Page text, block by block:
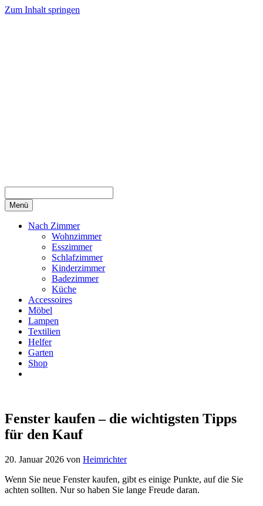
Zum Inhalt springen
Menü
Nach Zimmer
Wohnzimmer
Esszimmer
Schlafzimmer
Kinderzimmer
Badezimmer
Küche
Accessoires
Möbel
Lampen
Textilien
Helfer
Garten
Shop
Fenster kaufen – die wichtigsten Tipps
für den Kauf
20. Januar 2026 von Heimrichter
Wenn Sie neue Fenster kaufen, gibt es einige Punkte, auf die Sie
achten sollten. Nur so haben Sie lange Freude daran.